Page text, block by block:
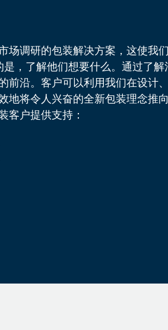
场调研的包装解决方案，这使我
，了解他们想要什么。通过了解
前沿。客户可以利用我们在设计
地将令人兴奋的全新包装理念推向
客户提供支持：